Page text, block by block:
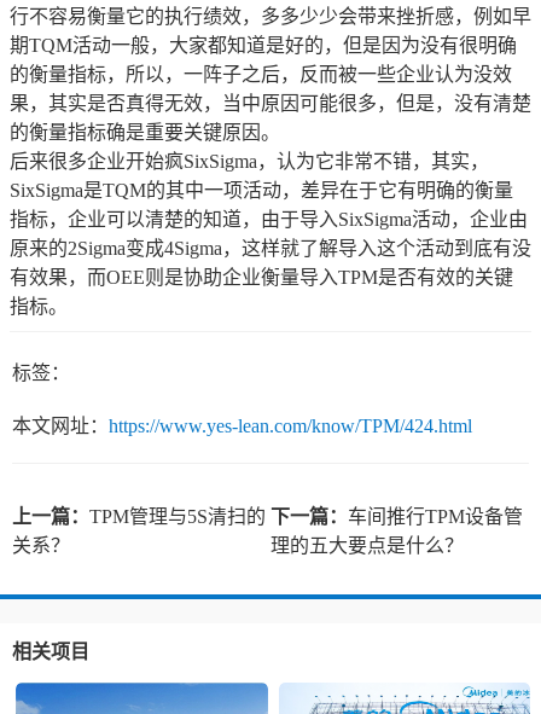
行不容易衡量它的执行绩效，多多少少会带来挫折感，例如早
期TQM活动一般，大家都知道是好的，但是因为没有很明确
的衡量指标，所以，一阵子之后，反而被一些企业认为没效
果，其实是否真得无效，当中原因可能很多，但是，没有清楚
的衡量指标确是重要关键原因。
后来很多企业开始疯SixSigma，认为它非常不错，其实，
SixSigma是TQM的其中一项活动，差异在于它有明确的衡量
指标，企业可以清楚的知道，由于导入SixSigma活动，企业由
原来的2Sigma变成4Sigma，这样就了解导入这个活动到底有没
有效果，而OEE则是协助企业衡量导入TPM是否有效的关键
指标。
标签：
本文网址： https://www.yes-lean.com/know/TPM/424.html
上一篇： TPM管理与5S清扫的
关系？
下一篇： 车间推行TPM设备管
理的五大要点是什么？
相关项目